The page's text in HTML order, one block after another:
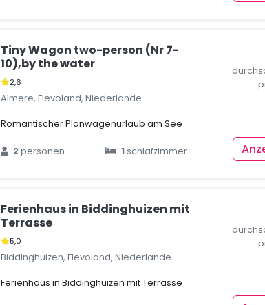
Tiny Wagon two-person (Nr 7-
10),by the water
2,6
Almere, Flevoland, Niederlande
Romantischer Planwagenurlaub am See
2personen 1schlafzimmer
Ferienhaus in Biddinghuizen mit
Terrasse
5,0
Biddinghuizen, Flevoland, Niederlande
Ferienhaus in Biddinghuizen mit Terrasse